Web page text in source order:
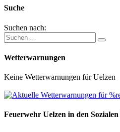
Suche
Suchen nach:
Wetterwarnungen
Keine Wetterwarnungen für Uelzen
Feuerwehr Uelzen in den